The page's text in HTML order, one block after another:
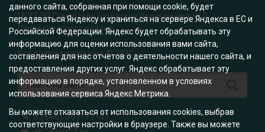
ГБУЗ СО Самарская городская поликлиника № 1
Промышленного района
Все права защищены. © 2020
данного сайта, собранная при помощи cookie, будет
передаваться Яндексу и храниться на сервере Яндекса в ЕС и
Российской Федерации. Яндекс будет обрабатывать эту
информацию для оценки использования вами сайта,
составления для нас отчетов о деятельности нашего сайта, и
предоставления других услуг. Яндекс обрабатывает эту
информацию в порядке, установленном в условиях
использования сервиса Яндекс Метрика.
Вы можете отказаться от использования cookies, выбрав
соответствующие настройки в браузере. Также вы можете
8 (846) 307-77-01